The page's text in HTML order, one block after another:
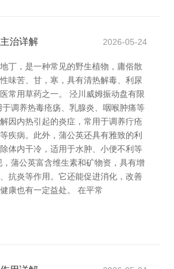
治详解 2026-05-24
丁，是一种常见的野生植物，庸俗散
味苦、甘，寒，具有清热解毒、利尿
常用草药之一。 泾川威姆振动盘有限
调养热毒疮疡、乳腺炎、咽喉肿痛等
因内热引起的炎症，常用于调养疔疮
疾病。此外，蒲公英还具有雅致的利
体内干冷，适用于水肿、小便不利等
蒲公英富含维生素和矿物资，具有增
抗炎等作用。它还能促进消化，改善
康也有一定益处。 在平常